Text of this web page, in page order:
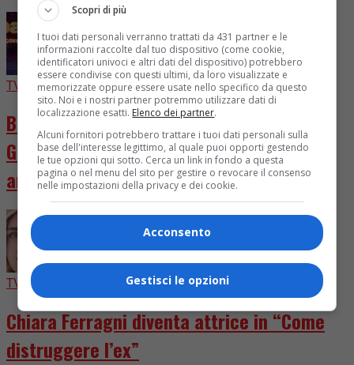
TV 2 giorni fa
Ballando con le Stelle 2026, cast chiuso.
Giuria rivoluzionata con D’Urso e Presta in
arrivo
TV 7 giorni fa
Chiara Ferragni diventa attrice in “Come
distruggere l’ex”
Scopri di più
I tuoi dati personali verranno trattati da 431 partner e le
informazioni raccolte dal tuo dispositivo (come cookie,
identificatori univoci e altri dati del dispositivo) potrebbero
essere condivise con questi ultimi, da loro visualizzate e
memorizzate oppure essere usate nello specifico da questo
sito. Noi e i nostri partner potremmo utilizzare dati di
localizzazione esatti. Elenco dei partner.
Alcuni fornitori potrebbero trattare i tuoi dati personali sulla
base dell'interesse legittimo, al quale puoi opporti gestendo
le tue opzioni qui sotto. Cerca un link in fondo a questa
pagina o nel menu del sito per gestire o revocare il consenso
nelle impostazioni della privacy e dei cookie.
Acconsento
Gestisci le opzioni